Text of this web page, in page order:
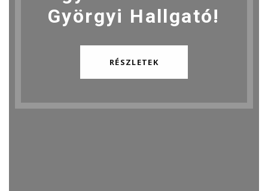
Györgyi Hallgató!
RÉSZLETEK